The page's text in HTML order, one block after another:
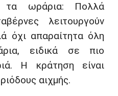
ωράρια: Πολλά
λειτουργούν
όχι απαραίτητα όλη
ειδικά σε πιο
Η κράτηση είναι
αιχμής.